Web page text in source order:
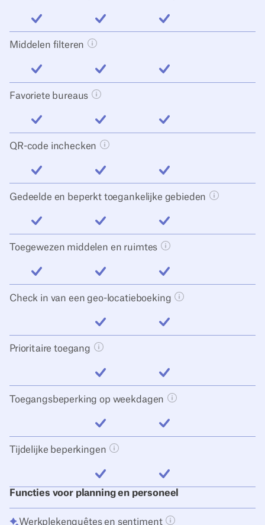
inbegrepen inbegrepen inbegrepen
Middelen filteren Tooltip knop openen
inbegrepen inbegrepen inbegrepen
Favoriete bureaus Tooltip knop openen
inbegrepen inbegrepen inbegrepen
QR-code inchecken Tooltip knop openen
inbegrepen inbegrepen inbegrepen
Gedeelde en beperkt toegankelijke gebieden Tooltip
inbegrepen inbegrepen inbegrepen
Toegewezen middelen en ruimtes Tooltip knop openen
inbegrepen inbegrepen inbegrepen
Check in van een geo-locatieboeking Tooltip knop openen
inbegrepen inbegrepen
Prioritaire toegang Tooltip knop openen
inbegrepen inbegrepen
Toegangsbeperking op weekdagen Tooltip knop openen
inbegrepen inbegrepen
Tijdelijke beperkingen Tooltip knop openen
inbegrepen
inbegrepen
Functies voor planning en personeel
Werkplekenquêtes en sentiment Tooltip knop openen